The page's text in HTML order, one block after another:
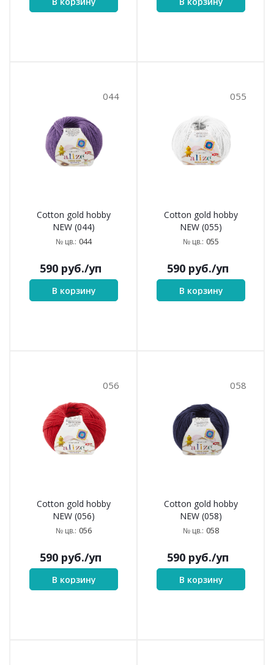
044
Cotton gold hobby
NEW (044)
№ цв.: 044
590 руб./уп
В корзину
055
Cotton gold hobby
NEW (055)
№ цв.: 055
590 руб./уп
В корзину
056
Cotton gold hobby
NEW (056)
№ цв.: 056
590 руб./уп
В корзину
058
Cotton gold hobby
NEW (058)
№ цв.: 058
590 руб./уп
В корзину